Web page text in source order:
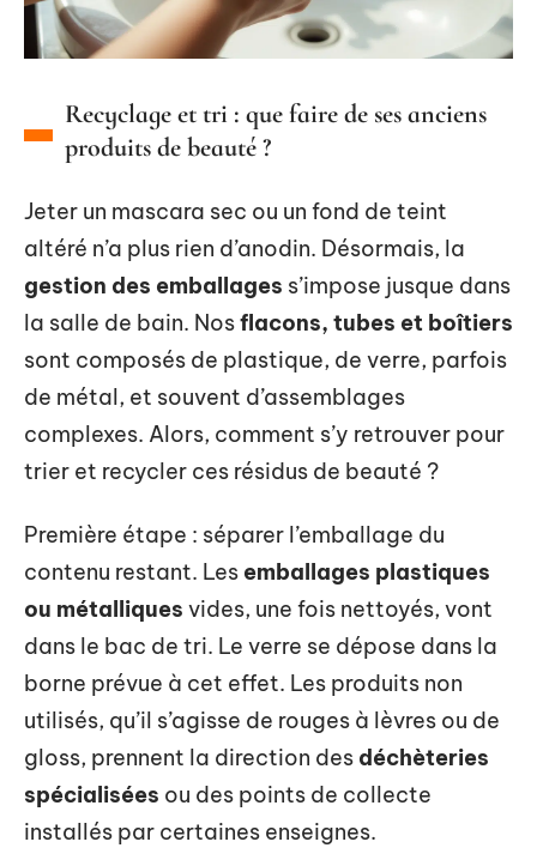
Recyclage et tri : que faire de ses anciens
produits de beauté ?
Jeter un mascara sec ou un fond de teint
altéré n’a plus rien d’anodin. Désormais, la
gestion des emballages s’impose jusque dans
la salle de bain. Nosflacons, tubes et boîtiers
sont composés de plastique, de verre, parfois
de métal, et souvent d’assemblages
complexes. Alors, comment s’y retrouver pour
trier et recycler ces résidus de beauté ?
Première étape : séparer l’emballage du
contenu restant. Les emballages plastiques
ou métalliques vides, une fois nettoyés, vont
dans le bac de tri. Le verre se dépose dans la
borne prévue à cet effet. Les produits non
utilisés, qu’il s’agisse de rouges à lèvres ou de
gloss, prennent la direction des déchèteries
spécialisées ou des points de collecte
installés par certaines enseignes.